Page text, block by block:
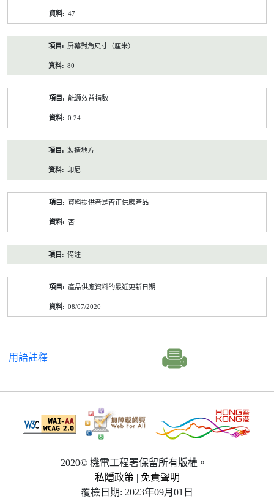
47
屏幕對角尺寸（厘米）
80
能源效益指數
0.24
製造地方
印尼
資料提供者是否正供應產品
否
備註
產品供應資料的最近更新日期
08/07/2020
用語註釋
2020© 機電工程署保留所有版權。
私隱政策 | 免責聲明
覆檢日期: 2023年09月01日